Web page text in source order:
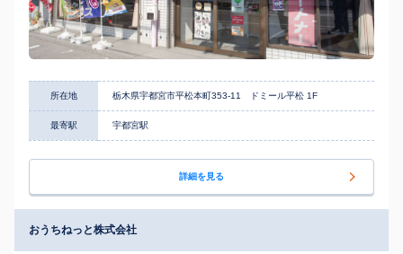
所在地 栃木県宇都宮市平松本町353-11 ドミール平松 1F
最寄駅 宇都宮駅
詳細を見る
おうちねっと株式会社